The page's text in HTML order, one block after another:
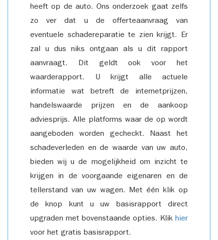
heeft op de auto. Ons onderzoek gaat zelfs
zo ver dat u de offerteaanvraag van
eventuele schadereparatie te zien krijgt. Er
zal u dus niks ontgaan als u dit rapport
aanvraagt. Dit geldt ook voor het
waarderapport. U krijgt alle actuele
informatie wat betreft de internetprijzen,
handelswaarde prijzen en de aankoop
adviesprijs. Alle platforms waar de op wordt
aangeboden worden gecheckt. Naast het
schadeverleden en de waarde van uw auto,
bieden wij u de mogelijkheid om inzicht te
krijgen in de voorgaande eigenaren en de
tellerstand van uw wagen. Met één klik op
de knop kunt u uw basisrapport direct
upgraden met bovenstaande opties. Klik hier
voor het gratis basisrapport.